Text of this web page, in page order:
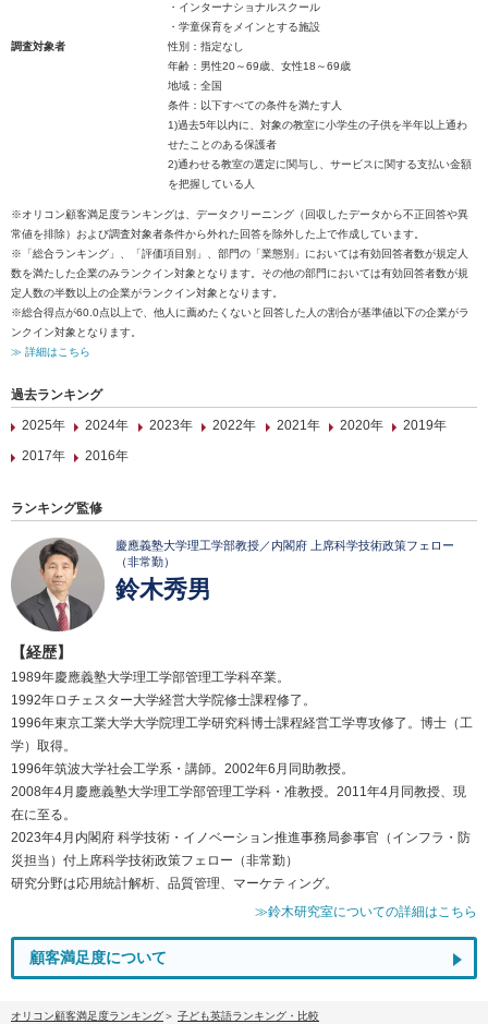
・インターナショナルスクール
・学童保育をメインとする施設
調査対象者
性別：指定なし
年齢：男性20～69歳、女性18～69歳
地域：全国
条件：以下すべての条件を満たす人
1)過去5年以内に、対象の教室に小学生の子供を半年以上通わ
せたことのある保護者
2)通わせる教室の選定に関与し、サービスに関する支払い金額
を把握している人
※オリコン顧客満足度ランキングは、データクリーニング（回収したデータから不正回答や異
常値を排除）および調査対象者条件から外れた回答を除外した上で作成しています。
※「総合ランキング」、「評価項目別」、部門の「業態別」においては有効回答者数が規定人
数を満たした企業のみランクイン対象となります。その他の部門においては有効回答者数が規
定人数の半数以上の企業がランクイン対象となります。
※総合得点が60.0点以上で、他人に薦めたくないと回答した人の割合が基準値以下の企業がラ
ンクイン対象となります。
≫ 詳細はこちら
過去ランキング
2025年
2024年 2023年 2022年 2021年 2020年
2019年
2017年
2016年
ランキング監修
慶應義塾大学理工学部教授／内閣府 上席科学技術政策フェロー
（非常勤）
鈴木秀男
【経歴】
1989年慶應義塾大学理工学部管理工学科卒業。
1992年ロチェスター大学経営大学院修士課程修了。
1996年東京工業大学大学院理工学研究科博士課程経営工学専攻修了。博士（工
学）取得。
1996年筑波大学社会工学系・講師。2002年6月同助教授。
2008年4月慶應義塾大学理工学部管理工学科・准教授。2011年4月同教授、現
在に至る。
2023年4月内閣府 科学技術・イノベーション推進事務局参事官（インフラ・防
災担当）付上席科学技術政策フェロー（非常勤）
研究分野は応用統計解析、品質管理、マーケティング。
≫鈴木研究室についての詳細はこちら
顧客満足度について
オリコン顧客満足度ランキング
子ども英語ランキング・比較